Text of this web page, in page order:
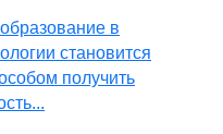
в
становится
получить